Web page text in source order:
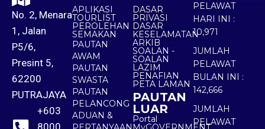
No. 2, Menara
1, Jalan
P5/6,
Presint 5,
62200
PUTRAJAYA
+603
8000
APLIKASI
TOURLIST
PEROLEHAN
SEMAKAN
PAUTAN
AWAM
PAUTAN
SWASTA
PAUTAN
PELANCONG
ADUAN &
DASAR
PRIVASI
DASAR
KESELAMATAN
ARKIB
SOALAN -
SOALAN
LAZIM
PENAFIAN
PETA LAMAN
PAUTAN
LUAR
Portal
PELAWAT
HARI INI :
10,971
JUMLAH
PELAWAT
BULAN INI :
142,666
JUMLAH
PELAWAT